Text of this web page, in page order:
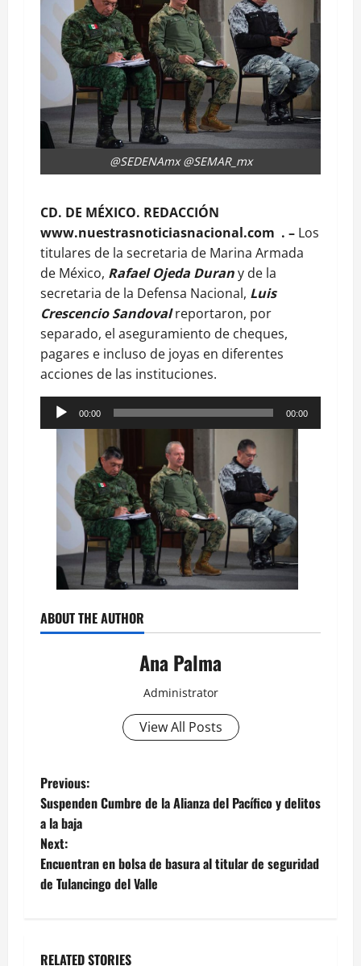
@SEDENAmx @SEMAR_mx
CD. DE MÉXICO. REDACCIÓN
www.nuestrasnoticiasnacional.com . – Los
titulares de la secretaria de Marina Armada
de México, Rafael Ojeda Durany de la
secretaria de la Defensa Nacional, Luis
CrescencioSandovalreportaron, por
separado, el aseguramiento de cheques,
pagares e incluso de joyas en diferentes
acciones de las instituciones.
Reproductor
de
00:00 00:00
ABOUT THE AUTHOR
Ana Palma
Administrator
View All Posts
Post
navigation
Previous:
Suspenden Cumbre de la Alianza del Pacífico y delitos
a la baja
Next:
Encuentran en bolsa de basura al titular de seguridad
de Tulancingo del Valle
RELATED STORIES